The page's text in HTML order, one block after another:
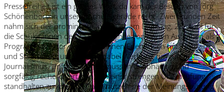
Pressefreiheit ist ein großes Wort, da kam der Besuch von Jörg
Schönenborn in unserer Schule gerade recht. Zwei Stunden Zeit
nahm sich der prominente Journalist am Dienstag, 28. April für
die Schüler:innen der 7a und erzählte von seinen Aufgaben als
Programmdirektor des WDR, seinen Erlebnissen mit Politikern
und Staatschefs und machte dabei Werbung für guten
Journalismus. „Informationen müssen unabhängig und
sorgfältig recherchiert sein, um einer strengen Überprüfung
standhalten zu können. Dann nützen sie der Meinungsbildung